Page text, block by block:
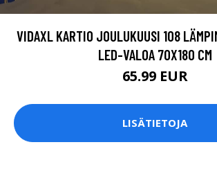
VIDAXL KARTIO JOULUKUUSI 108
LED-VALOA 70X180 CM
65.99 EUR
LISÄTIETOJA